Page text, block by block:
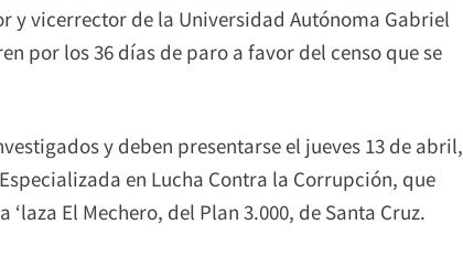
y vicerrector de la Universidad Autónoma Gabriel
por los 36 días de paro a favor del censo que se
y deben presentarse el jueves 13 de abril,
en Lucha Contra la Corrupción, que
El Mechero, del Plan 3.000, de Santa Cruz.